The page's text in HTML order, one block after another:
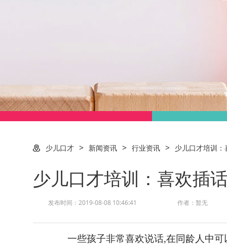
少儿口才 > 新闻资讯 > 行业资讯 > 少儿口才培训
少儿口才培训：喜欢插
发布时间：2019-08-08 10:46:41 作者：暂无
一些孩子非常喜欢说话,在同龄人中可